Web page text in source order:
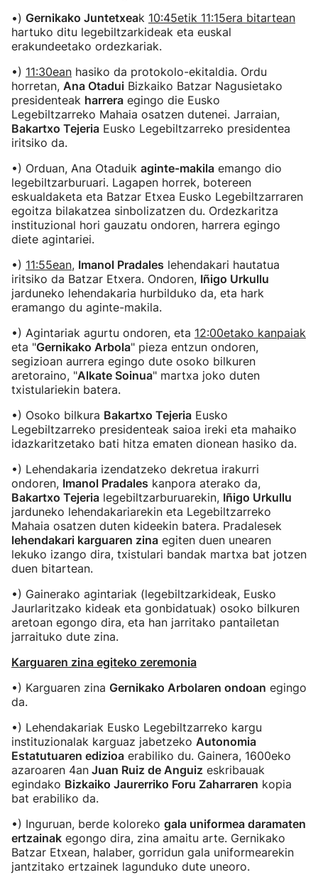
•) Gernikako Juntetxeak 10:45etik 11:15era bitartean
hartuko ditu legebiltzarkideak eta euskal
erakundeetako ordezkariak.
•) 11:30ean hasiko da protokolo-ekitaldia. Ordu
horretan, Ana Otadui Bizkaiko Batzar Nagusietako
presidenteak harrera egingo die Eusko
Legebiltzarreko Mahaia osatzen dutenei. Jarraian,
Bakartxo Tejeria Eusko Legebiltzarreko presidentea
iritsiko da.
•) Orduan, Ana Otaduik aginte-makila emango dio
legebiltzarburuari. Lagapen horrek, botereen
eskualdaketa eta Batzar Etxea Eusko Legebiltzarraren
egoitza bilakatzea sinbolizatzen du. Ordezkaritza
instituzional hori gauzatu ondoren, harrera egingo
diete agintariei.
•) 11:55ean, Imanol Pradales lehendakari hautatua
iritsiko da Batzar Etxera. Ondoren, Iñigo Urkullu
jarduneko lehendakaria hurbilduko da, eta hark
eramango du aginte-makila.
•) Agintariak agurtu ondoren, eta 12:00etako kanpaiak
eta "Gernikako Arbola" pieza entzun ondoren,
segizioan aurrera egingo dute osoko bilkuren
aretoraino, "Alkate Soinua" martxa joko duten
txistulariekin batera.
•) Osoko bilkura Bakartxo Tejeria Eusko
Legebiltzarreko presidenteak saioa ireki eta mahaiko
idazkaritzetako bati hitza ematen dionean hasiko da.
•) Lehendakaria izendatzeko dekretua irakurri
ondoren, Imanol Pradales kanpora aterako da,
Bakartxo Tejeria legebiltzarburuarekin, Iñigo Urkullu
jarduneko lehendakariarekin eta Legebiltzarreko
Mahaia osatzen duten kideekin batera. Pradalesek
lehendakari karguaren zina egiten duen unearen
lekuko izango dira, txistulari bandak martxa bat jotzen
duen bitartean.
•) Gainerako agintariak (legebiltzarkideak, Eusko
Jaurlaritzako kideak eta gonbidatuak) osoko bilkuren
aretoan egongo dira, eta han jarritako pantailetan
jarraituko dute zina.
Karguaren zina egiteko zeremonia
•) Karguaren zina Gernikako Arbolaren ondoan egingo
da.
•) Lehendakariak Eusko Legebiltzarreko kargu
instituzionalak karguaz jabetzeko Autonomia
Estatutuaren edizioa erabiliko du. Gainera, 1600eko
azaroaren 4an Juan Ruiz de Anguiz eskribauak
egindako Bizkaiko Jaurerriko Foru Zaharraren kopia
bat erabiliko da.
•) Inguruan, berde koloreko gala uniformea daramaten
ertzainak egongo dira, zina amaitu arte. Gernikako
Batzar Etxean, halaber, gorridun gala uniformearekin
jantzitako ertzainek lagunduko dute uneoro.